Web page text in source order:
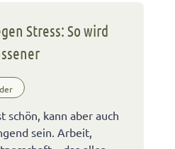
Stress: So wird
schön, kann aber auch
sein. Arbeit,